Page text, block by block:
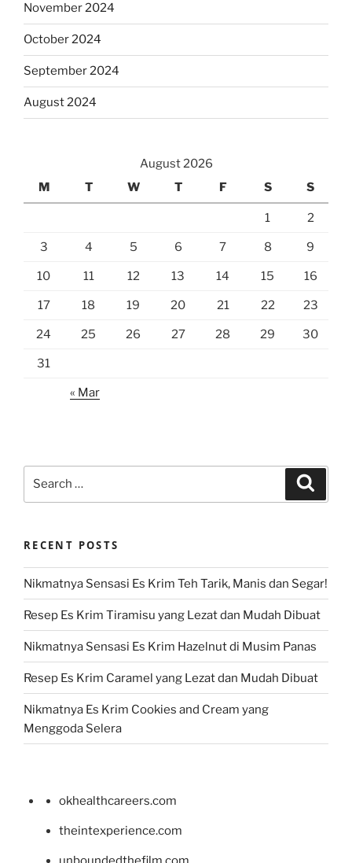
November 2024
October 2024
September 2024
August 2024
August 2026
M
T W T F S S
1 2
3 4 5 6 7 8 9
10 11 12 13 14 15 16
17 18 19 20 21 22 23
24 25 26 27 28 29 30
31
« Mar
RECENT POSTS
Nikmatnya Sensasi Es Krim Teh Tarik, Manis dan Segar!
Resep Es Krim Tiramisu yang Lezat dan Mudah Dibuat
Nikmatnya Sensasi Es Krim Hazelnut di Musim Panas
Resep Es Krim Caramel yang Lezat dan Mudah Dibuat
Nikmatnya Es Krim Cookies and Cream yang
Menggoda Selera
okhealthcareers.com
theintexperience.com